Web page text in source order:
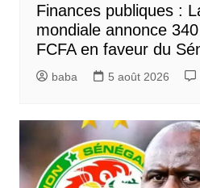
Finances publiques :
mondiale annonce
FCFA en faveur du
baba 5 août 2026